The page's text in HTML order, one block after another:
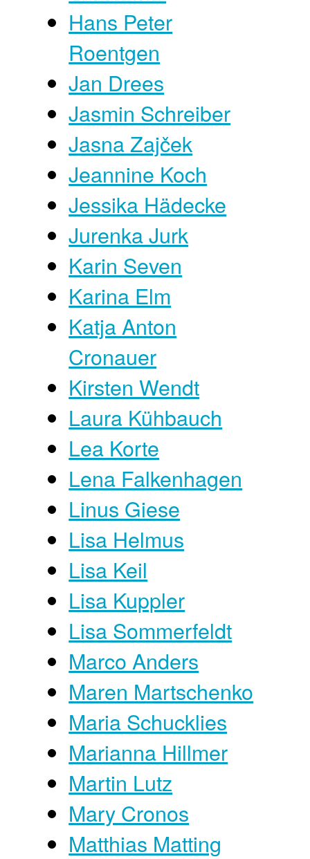
Hans Peter
Roentgen
Jan Drees
Jasmin Schreiber
Jasna Zajček
Jeannine Koch
Jessika Hädecke
Jurenka Jurk
Karin Seven
Karina Elm
Katja Anton
Cronauer
Kirsten Wendt
Laura Kühbauch
Lea Korte
Lena Falkenhagen
Linus Giese
Lisa Helmus
Lisa Keil
Lisa Kuppler
Lisa Sommerfeldt
Marco Anders
Maren Martschenko
Maria Schucklies
Marianna Hillmer
Martin Lutz
Mary Cronos
Matthias Matting